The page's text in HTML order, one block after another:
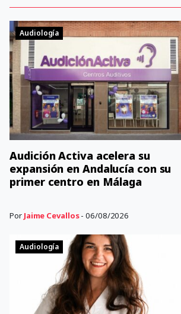
Audiología
Audición Activa acelera su
expansión en Andalucía con su
primer centro en Málaga
Por Jaime Cevallos- 06/08/2026
Audiología